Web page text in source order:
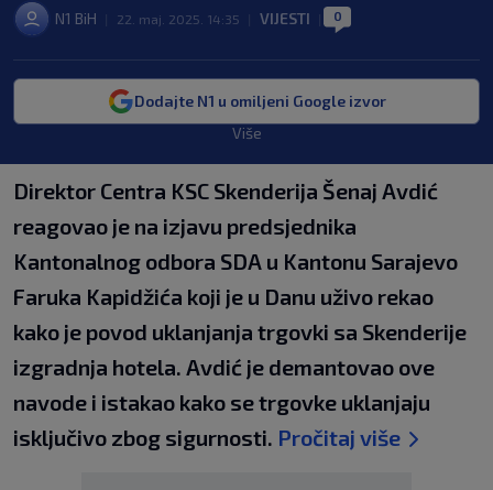
N1 BiH 22. maj. 2025. 14:35 VIJESTI 0
Dodajte N1 u omiljeni Google izvor
Više
Direktor Centra KSC Skenderija Šenaj Avdić
reagovao je na izjavu predsjednika
Kantonalnog odbora SDA u Kantonu Sarajevo
Faruka Kapidžića koji je u Danu uživo rekao
kako je povod uklanjanja trgovki sa Skenderije
izgradnja hotela. Avdić je demantovao ove
navode i istakao kako se trgovke uklanjaju
isključivo zbog sigurnosti. Pročitaj više